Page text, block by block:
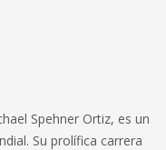
Spehner Ortiz, es un
Su prolífica carrera